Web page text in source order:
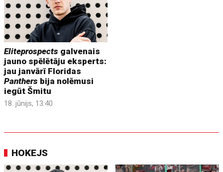
Eliteprospects galvenais
jauno spēlētāju eksperts:
jau janvārī Floridas
Panthers bija nolēmusi
iegūt Šmitu
18. jūnijs, 13:40
HOKEJS